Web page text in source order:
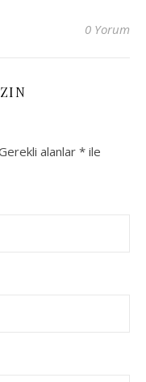
0 Yorum
alanlar* ile